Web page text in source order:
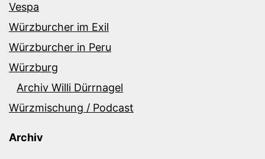
Vespa
Würzburcher im Exil
Würzburcher in Peru
Würzburg
Archiv Willi Dürrnagel
Würzmischung / Podcast
Archiv